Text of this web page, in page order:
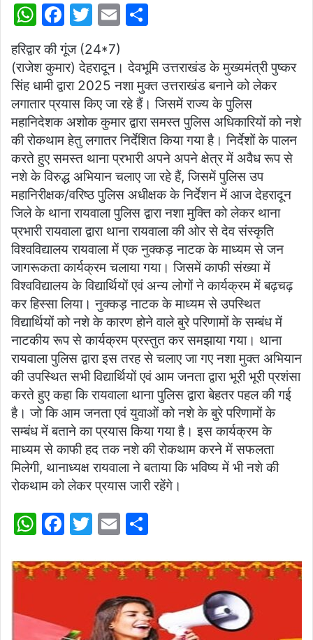
W
at
s
A
p
p
F
a
c
e
b
o
o
k
T
w
itt
er
E
ai
l
ar
e
हरिद्वार की गूंज (24*7)
(राजेश कुमार) देहरादून। देवभूमि उत्तराखंड के मुख्यमंत्री पुष्कर
सिंह धामी द्वारा 2025 नशा मुक्त उत्तराखंड बनाने को लेकर
लगातार प्रयास किए जा रहे हैं। जिसमें राज्य के पुलिस
महानिदेशक अशोक कुमार द्वारा समस्त पुलिस अधिकारियों को नशे
की रोकथाम हेतु लगातर निर्देशित किया गया है। निर्देशों के पालन
करते हुए समस्त थाना प्रभारी अपने अपने क्षेत्र में अवैध रूप से
नशे के विरुद्ध अभियान चलाए जा रहे हैं, जिसमें पुलिस उप
महानिरीक्षक/वरिष्ठ पुलिस अधीक्षक के निर्देशन में आज देहरादून
जिले के थाना रायवाला पुलिस द्वारा नशा मुक्ति को लेकर थाना
प्रभारी रायवाला द्वारा थाना रायवाला की ओर से देव संस्कृति
विश्वविद्यालय रायवाला में एक नुक्कड़ नाटक के माध्यम से जन
जागरूकता कार्यक्रम चलाया गया। जिसमें काफी संख्या में
विश्वविद्यालय के विद्यार्थियों एवं अन्य लोगों ने कार्यक्रम में बढ़चढ़
कर हिस्सा लिया। नुक्कड़ नाटक के माध्यम से उपस्थित
विद्यार्थियों को नशे के कारण होने वाले बुरे परिणामों के सम्बंध में
नाटकीय रूप से कार्यक्रम प्रस्तुत कर समझाया गया। थाना
रायवाला पुलिस द्वारा इस तरह से चलाए जा गए नशा मुक्त अभियान
की उपस्थित सभी विद्यार्थियों एवं आम जनता द्वारा भूरी भूरी प्रशंसा
करते हुए कहा कि रायवाला थाना पुलिस द्वारा बेहतर पहल की गई
है। जो कि आम जनता एवं युवाओं को नशे के बुरे परिणामों के
सम्बंध में बताने का प्रयास किया गया है। इस कार्यक्रम के
माध्यम से काफी हद तक नशे की रोकथाम करने में सफलता
मिलेगी, थानाध्यक्ष रायवाला ने बताया कि भविष्य में भी नशे की
रोकथाम को लेकर प्रयास जारी रहेंगे।
W
at
A
F
c
T
itt
er
E
ai
l
ar